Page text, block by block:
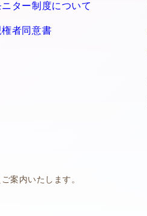
ニター制度について
権者同意書
案内いたします。